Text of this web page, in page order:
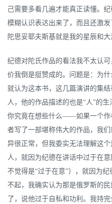
己需要多看几遍才能真正读懂。
模糊认识表达出来了，而且还激发
陀思妥耶夫斯基就是我的星辰和大
纪德对陀氏作品的看法我不太认
价我倒是挺赞成的。问题是：为什
就认为这本书，这几篇演讲的集
人，他的作品描述的也是“人”的
你究竟在想些什么——如果一个作
者写了一部堪称伟大的作品，我
异很正常，但我委实无法理解这
人，就因为纪德在讲话中过于在
不觉得是“过于在意”），就因为
不起，我确实认为那是俄罗斯的
了，说他过于自私和功利。我持